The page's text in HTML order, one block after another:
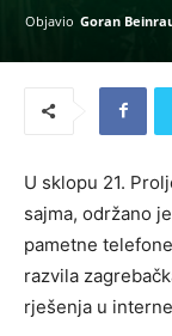
Objavio Goran
U sklopu 21.
sajma, održano
pametne
razvila
rješenja u